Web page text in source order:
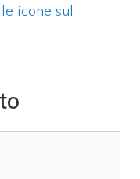
icone sul